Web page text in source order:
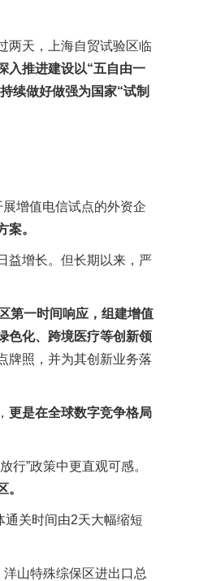
两天，上海自贸试验区临
入推进建设以“五自由一
续做好做强为国家“试制
增值电信试点的外资企
。
益增长。但长期以来，严
第一时间响应，组建增值
色化、跨境医疗等创新领
牌照，并为其创新业务落
更是在全球数字竞争格局
行”政策中更直观可感。
通关时间由2天大幅缩短
洋山特殊综保区进出口总